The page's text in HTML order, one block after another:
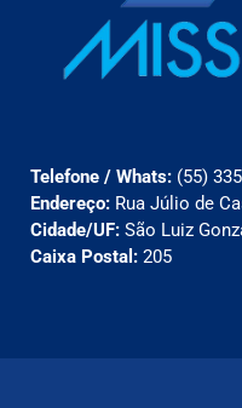
Telefone / Whats: (55)
Endereço: Rua Júlio de
Cidade/UF: São Luiz
Caixa Postal: 205